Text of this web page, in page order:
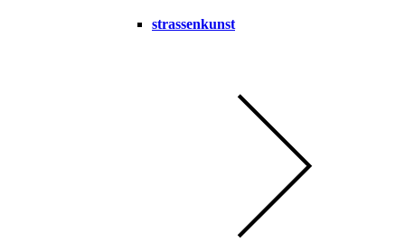
strassenkunst